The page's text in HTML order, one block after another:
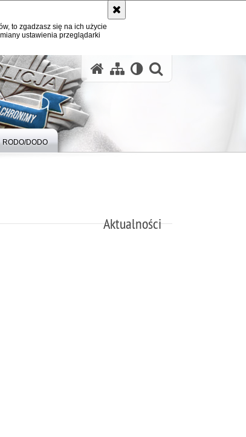
to zgadzasz się na ich użycie
ustawienia przeglądarki
RODO/DODO
Aktualności